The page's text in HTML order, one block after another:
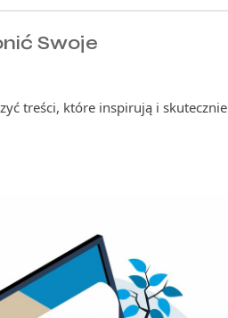
Swoje
treści, które inspirują i skutecznie